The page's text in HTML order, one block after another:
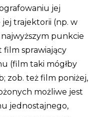
jej
trajektorii (np. w
punkcie
film sprawiający
(film taki mógłby
zob. też film poniżej,
możliwe jest
jednostajnego,